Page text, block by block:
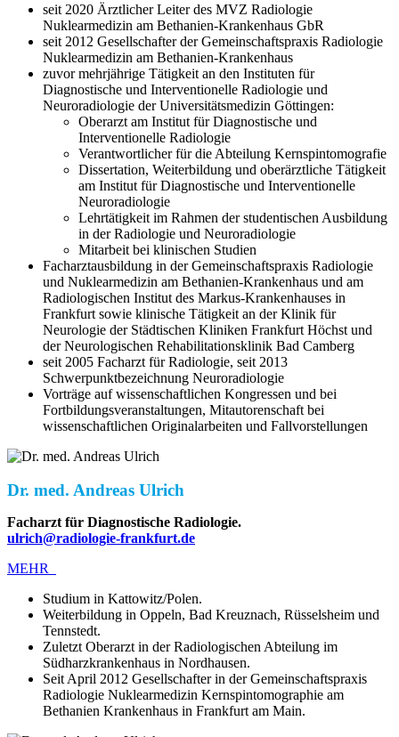
seit 2020 Ärztlicher Leiter des MVZ Radiologie
Nuklearmedizin am Bethanien-Krankenhaus GbR
seit 2012 Gesellschafter der Gemeinschaftspraxis Radiologie
Nuklearmedizin am Bethanien-Krankenhaus
zuvor mehrjährige Tätigkeit an den Instituten für
Diagnostische und Interventionelle Radiologie und
Neuroradiologie der Universitätsmedizin Göttingen:
Oberarzt am Institut für Diagnostische und
Interventionelle Radiologie
Verantwortlicher für die Abteilung Kernspintomografie
Dissertation, Weiterbildung und oberärztliche Tätigkeit
am Institut für Diagnostische und Interventionelle
Neuroradiologie
Lehrtätigkeit im Rahmen der studentischen Ausbildung
in der Radiologie und Neuroradiologie
Mitarbeit bei klinischen Studien
Facharztausbildung in der Gemeinschaftspraxis Radiologie
und Nuklearmedizin am Bethanien-Krankenhaus und am
Radiologischen Institut des Markus-Krankenhauses in
Frankfurt sowie klinische Tätigkeit an der Klinik für
Neurologie der Städtischen Kliniken Frankfurt Höchst und
der Neurologischen Rehabilitationsklinik Bad Camberg
seit 2005 Facharzt für Radiologie, seit 2013
Schwerpunktbezeichnung Neuroradiologie
Vorträge auf wissenschaftlichen Kongressen und bei
Fortbildungsveranstaltungen, Mitautorenschaft bei
wissenschaftlichen Originalarbeiten und Fallvorstellungen
Dr. med. Andreas Ulrich
Facharzt für Diagnostische Radiologie.
ulrich@radiologie-frankfurt.de
MEHR
Studium in Kattowitz/Polen.
Weiterbildung in Oppeln, Bad Kreuznach, Rüsselsheim und
Tennstedt.
Zuletzt Oberarzt in der Radiologischen Abteilung im
Südharzkrankenhaus in Nordhausen.
Seit April 2012 Gesellschafter in der Gemeinschaftspraxis
Radiologie Nuklearmedizin Kernspintomographie am
Bethanien Krankenhaus in Frankfurt am Main.